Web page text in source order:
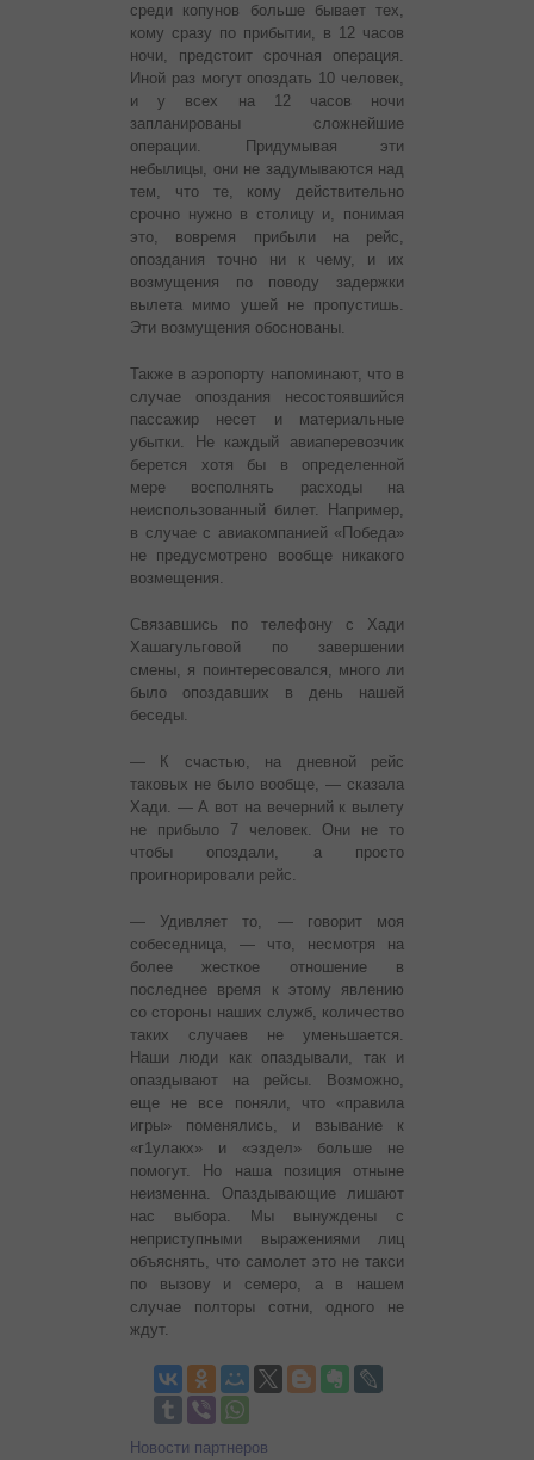
среди копунов больше бывает тех,
кому сразу по прибытии, в 12 часов
ночи, предстоит срочная операция.
Иной раз могут опоздать 10 человек,
и у всех на 12 часов ночи
запланированы сложнейшие
операции. Придумывая эти
небылицы, они не задумываются над
тем, что те, кому действительно
срочно нужно в столицу и, понимая
это, вовремя прибыли на рейс,
опоздания точно ни к чему, и их
возмущения по поводу задержки
вылета мимо ушей не пропустишь.
Эти возмущения обоснованы.
Также в аэропорту напоминают, что в
случае опоздания несостоявшийся
пассажир несет и материальные
убытки. Не каждый авиаперевозчик
берется хотя бы в определенной
мере восполнять расходы на
неиспользованный билет. Например,
в случае с авиакомпанией «Победа»
не предусмотрено вообще никакого
возмещения.
Связавшись по телефону с Хади
Хашагульговой по завершении
смены, я поинтересовался, много ли
было опоздавших в день нашей
беседы.
— К счастью, на дневной рейс
таковых не было вообще, — сказала
Хади. — А вот на вечерний к вылету
не прибыло 7 человек. Они не то
чтобы опоздали, а просто
проигнорировали рейс.
— Удивляет то, — говорит моя
собеседница, — что, несмотря на
более жесткое отношение в
последнее время к этому явлению
со стороны наших служб, количество
таких случаев не уменьшается.
Наши люди как опаздывали, так и
опаздывают на рейсы. Возможно,
еще не все поняли, что «правила
игры» поменялись, и взывание к
«г1улакх» и «эздел» больше не
помогут. Но наша позиция отныне
неизменна. Опаздывающие лишают
нас выбора. Мы вынуждены с
неприступными выражениями лиц
объяснять, что самолет это не такси
по вызову и семеро, а в нашем
случае полторы сотни, одного не
ждут.
Новости партнеров